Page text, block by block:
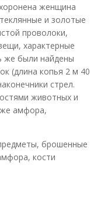
женщина
и золотые
проволоки,
характерные
же были найдены
(длина копья 2 м 40
стрел.
животных и
амфора,
брошенные
кости